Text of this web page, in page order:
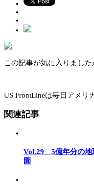
この記事が気に入りました
US FrontLineは毎日アメリ
関連記事
Vol.29 5億年分の地
園